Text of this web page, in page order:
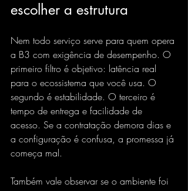
escolher a estrutura
Nem todo serviço serve para quem opera
a B3 com exigência de desempenho. O
primeiro filtro é objetivo: latência real
para o ecossistema que você usa. O
segundo é estabilidade. O terceiro é
tempo de entrega e facilidade de
acesso. Se a contratação demora dias e
a configuração é confusa, a promessa já
começa mal.
Também vale observar se o ambiente foi